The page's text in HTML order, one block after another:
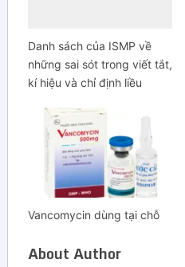
Danh sách của ISMP về
những sai sót trong viết tắt,
kí hiệu và chỉ định liều
Vancomycin dùng tại chỗ
About Author